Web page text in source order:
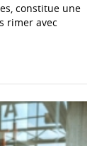
constitue une
rimer avec